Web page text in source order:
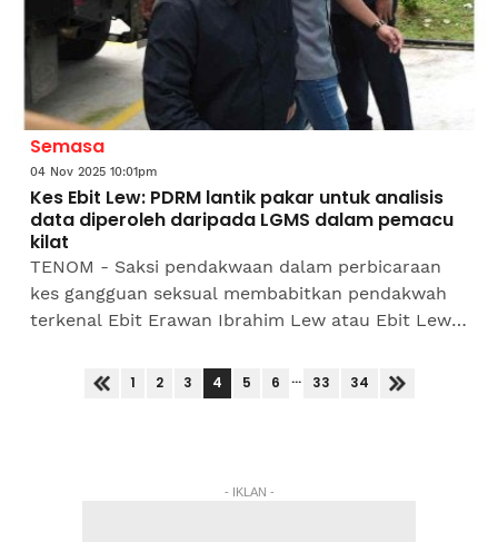
Semasa
04 Nov 2025 10:01pm
Kes Ebit Lew: PDRM lantik pakar untuk analisis
data diperoleh daripada LGMS dalam pemacu
kilat
TENOM - Saksi pendakwaan dalam perbicaraan
kes gangguan seksual membabitkan pendakwah
terkenal Ebit Erawan Ibrahim Lew atau Ebit Lew
Unit Forensik Polis...
1 2 3 4 5 6 ... 33 34
- IKLAN -